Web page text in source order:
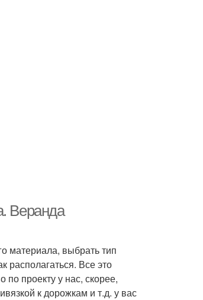
Веранда
материала, выбрать тип
располагаться. Все это
проекту у нас, скорее,
к дорожкам и т.д. у вас